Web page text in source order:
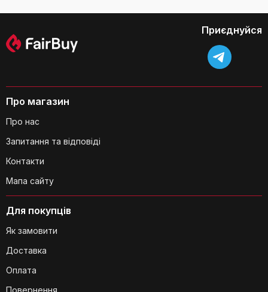
Чи підходить термокухоль для
інших рідин з фруктами?
Для покупців
Як замовити
Доставка
Оплата
Повернення
Про магазин
Про нас
Запитання та відповіді
Контакти
Мапа сайту
Приєднуйся